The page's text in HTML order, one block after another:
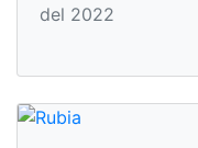
del 2022